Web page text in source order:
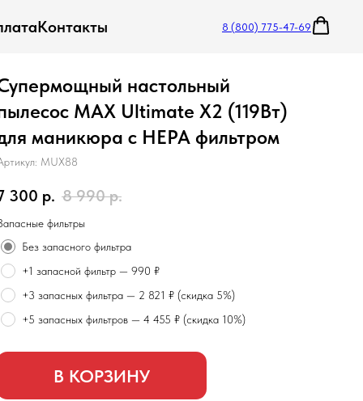
Контакты 8 (800) 775-47-69
настольный
MAX Ultimate X2 (119Вт)
маникюра с HEPA фильтром
MUX88
300 р. 8 990 р.
фильтры
Без запасного фильтра
+1 запасной фильтр — 990 ₽
+3 запасных фильтра — 2 821 ₽ (скидка 5%)
+5 запасных фильтров — 4 455 ₽ (скидка 10%)
В КОРЗИНУ